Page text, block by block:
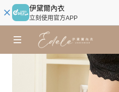
伊黛爾內衣
立刻使用官方APP